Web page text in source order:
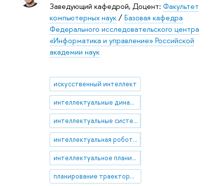
Заведующий кафедрой, Доцент: Факультет
компьютерных наук/Базовая кафедра
Федерального исследовательского центра
«Информатика и управление» Российской
академии наук
искусственный интеллект
интеллектуальные динамические системы
интеллектуальные системы управления
интеллектуальная робототехника
интеллектуальное планирование
планирование траектории